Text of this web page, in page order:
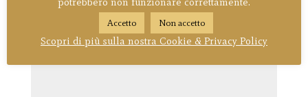
Accetto Non accetto
Scopri di più sulla nostra Cookie & Privacy Policy